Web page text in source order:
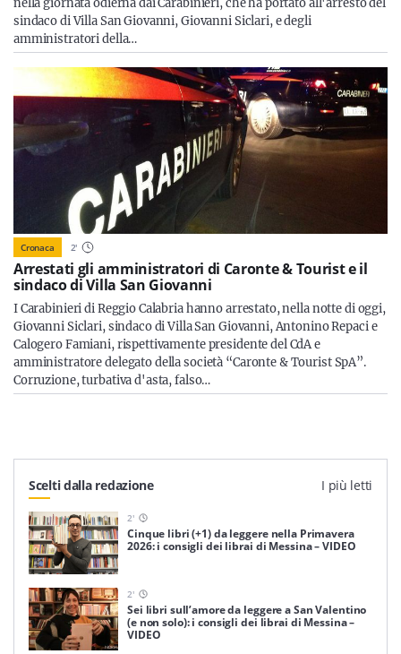
Resta sempre aggiornato con le ultime news, iscriviti alla
nostra newsletter
Iscriviti
nella giornata odierna dai Carabinieri, che ha portato all'arresto del
sindaco di Villa San Giovanni, Giovanni Siclari, e degli
amministratori della…
Cronaca 2'
Arrestati gli amministratori di Caronte & Tourist e il
sindaco di Villa San Giovanni
I Carabinieri di Reggio Calabria hanno arrestato, nella notte di oggi,
Giovanni Siclari, sindaco di Villa San Giovanni, Antonino Repaci e
Calogero Famiani, rispettivamente presidente del CdA e
amministratore delegato della società “Caronte & Tourist SpA”.
Corruzione, turbativa d'asta, falso…
Scelti dalla redazione I più letti
2'
Cinque libri (+1) da leggere nella Primavera
2026: i consigli dei librai di Messina – VIDEO
2'
Sei libri sull’amore da leggere a San Valentino
(e non solo): i consigli dei librai di Messina –
VIDEO